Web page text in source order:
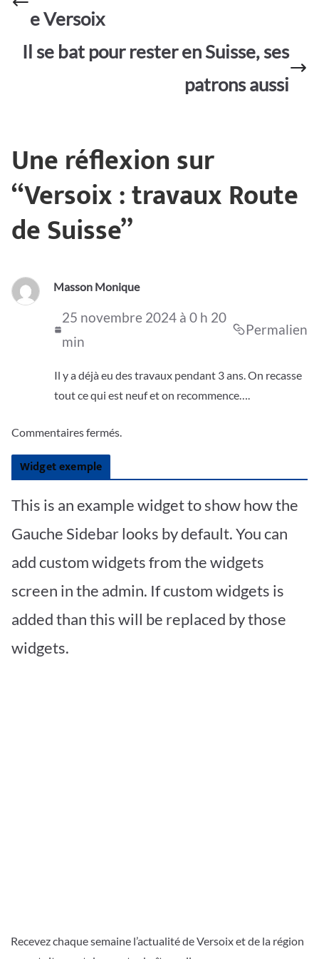
o
k
p
p
e Versoix
Il se bat pour rester en Suisse, ses
patrons aussi
Une réflexion sur
“Versoix : travaux Route
de Suisse”
Masson Monique
25 novembre 2024 à 0 h 20
min
Permalien
Il y a déjà eu des travaux pendant 3 ans. On recasse
tout ce qui est neuf et on recommence….
Commentaires fermés.
Widget exemple
This is an example widget to show how the
Gauche Sidebar looks by default. You can
add custom widgets from the widgets
screen in the admin. If custom widgets is
added than this will be replaced by those
widgets.
Recevez chaque semaine l’actualité de Versoix et de la région